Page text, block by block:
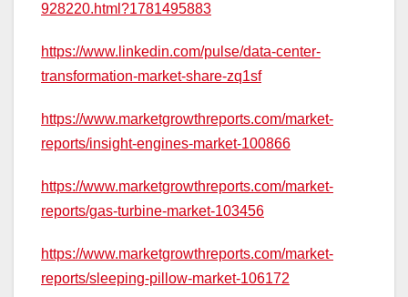
928220.html?1781495883
https://www.linkedin.com/pulse/data-center-
transformation-market-share-zq1sf
https://www.marketgrowthreports.com/market-
reports/insight-engines-market-100866
https://www.marketgrowthreports.com/market-
reports/gas-turbine-market-103456
https://www.marketgrowthreports.com/market-
reports/sleeping-pillow-market-106172